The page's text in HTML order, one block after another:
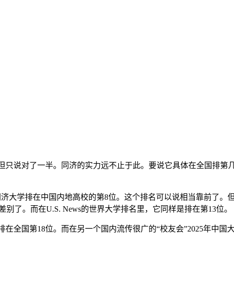
说对了一半。同济的实力远不止于此。要说它具体在全国排第
大学排在中国内地高校的第8位。这个排名可以说相当靠前了。
了。而在U.S. News的世界大学排名里，它同样是排在第13位。
全国第18位。而在另一个国内流传很广的“校友会”2025年中国